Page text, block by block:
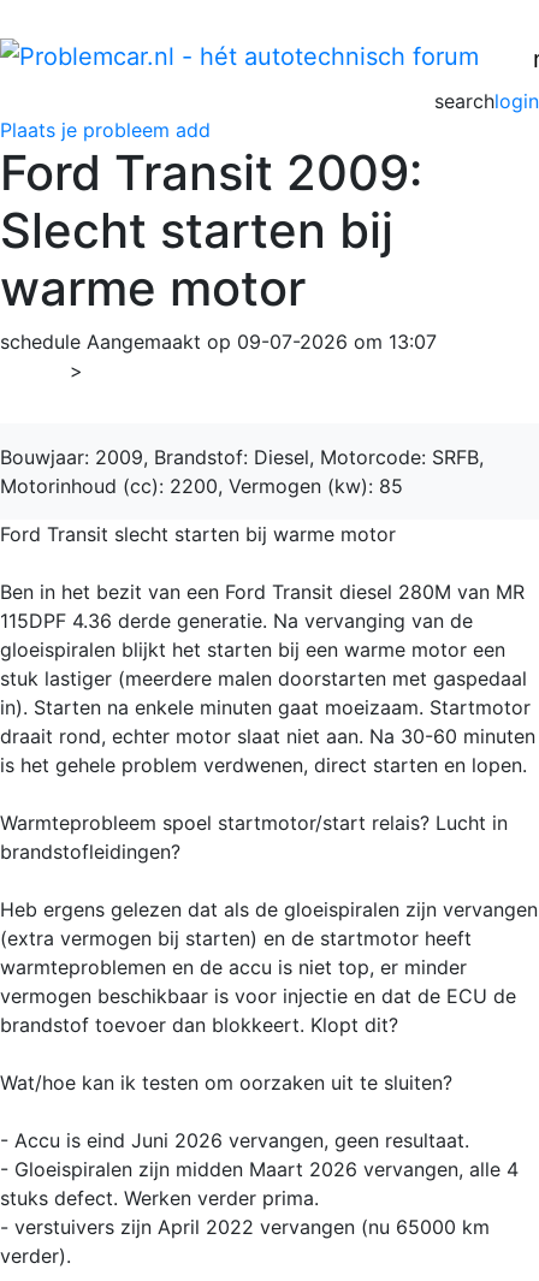
login
search
Plaats je probleem add
Ford Transit 2009:
Slecht starten bij
warme motor
schedule Aangemaakt op 09-07-2026 om 13:07
>
Bouwjaar: 2009, Brandstof: Diesel, Motorcode: SRFB,
Motorinhoud (cc): 2200, Vermogen (kw): 85
Ford Transit slecht starten bij warme motor
Ben in het bezit van een Ford Transit diesel 280M van MR
115DPF 4.36 derde generatie. Na vervanging van de
gloeispiralen blijkt het starten bij een warme motor een
stuk lastiger (meerdere malen doorstarten met gaspedaal
in). Starten na enkele minuten gaat moeizaam. Startmotor
draait rond, echter motor slaat niet aan. Na 30-60 minuten
is het gehele problem verdwenen, direct starten en lopen.
Warmteprobleem spoel startmotor/start relais? Lucht in
brandstofleidingen?
Heb ergens gelezen dat als de gloeispiralen zijn vervangen
(extra vermogen bij starten) en de startmotor heeft
warmteproblemen en de accu is niet top, er minder
vermogen beschikbaar is voor injectie en dat de ECU de
brandstof toevoer dan blokkeert. Klopt dit?
Wat/hoe kan ik testen om oorzaken uit te sluiten?
- Accu is eind Juni 2026 vervangen, geen resultaat.
- Gloeispiralen zijn midden Maart 2026 vervangen, alle 4
stuks defect. Werken verder prima.
- verstuivers zijn April 2022 vervangen (nu 65000 km
verder).